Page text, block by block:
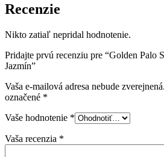
Recenzie
Nikto zatiaľ nepridal hodnotenie.
Pridajte prvú recenziu pre “Golden Palo
Jazmín”
Vaša e-mailová adresa nebude zverejnená.
označené *
Vaše hodnotenie *
Vaša recenzia *